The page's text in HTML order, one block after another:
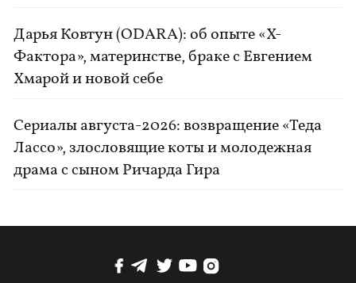
Дарья Ковтун (ODARA): об опыте «Х-
Фактора», материнстве, браке с Евгением
Хмарой и новой себе
Сериалы августа-2026: возвращение «Теда
Лассо», злословящие коты и молодежная
драма с сыном Ричарда Гира